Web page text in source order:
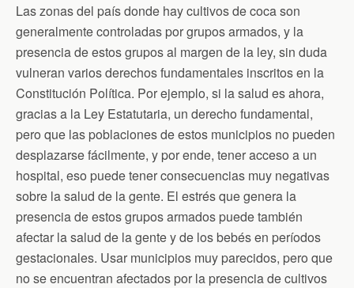
Las zonas del país donde hay cultivos de coca son
generalmente controladas por grupos armados, y la
presencia de estos grupos al margen de la ley, sin duda
vulneran varios derechos fundamentales inscritos en la
Constitución Política. Por ejemplo, si la salud es ahora,
gracias a la Ley Estatutaria, un derecho fundamental,
pero que las poblaciones de estos municipios no pueden
desplazarse fácilmente, y por ende, tener acceso a un
hospital, eso puede tener consecuencias muy negativas
sobre la salud de la gente. El estrés que genera la
presencia de estos grupos armados puede también
afectar la salud de la gente y de los bebés en períodos
gestacionales. Usar municipios muy parecidos, pero que
no se encuentran afectados por la presencia de cultivos